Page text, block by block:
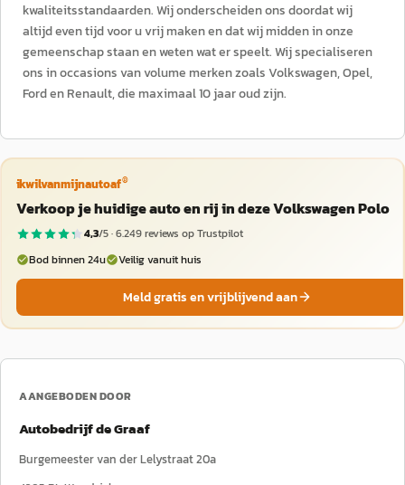
kwaliteitsstandaarden. Wij onderscheiden ons doordat wij
altijd even tijd voor u vrij maken en dat wij midden in onze
gemeenschap staan en weten wat er speelt. Wij specialiseren
ons in occasions van volume merken zoals Volkswagen, Opel,
Ford en Renault, die maximaal 10 jaar oud zijn.
ikwilvanmijnautoaf®
Verkoop je huidige auto en rij in deze Volkswagen Polo
4,3/5 ·6.249reviews op Trustpilot
Bod binnen 24u
Veilig vanuit huis
Meld gratis en vrijblijvend aan
AANGEBODEN DOOR
Autobedrijf de Graaf
Burgemeester van der Lelystraat 20a